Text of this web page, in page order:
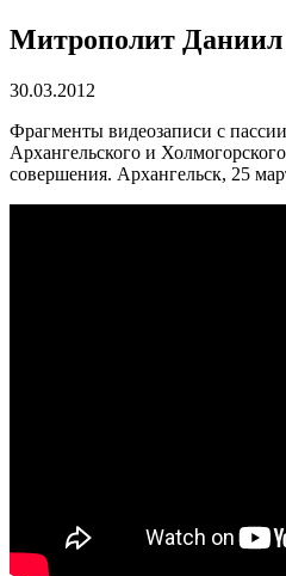
Митрополит
30.03.2012
Фрагменты видеозаписи с
Архангельского и
совершения. Архангельск, 25